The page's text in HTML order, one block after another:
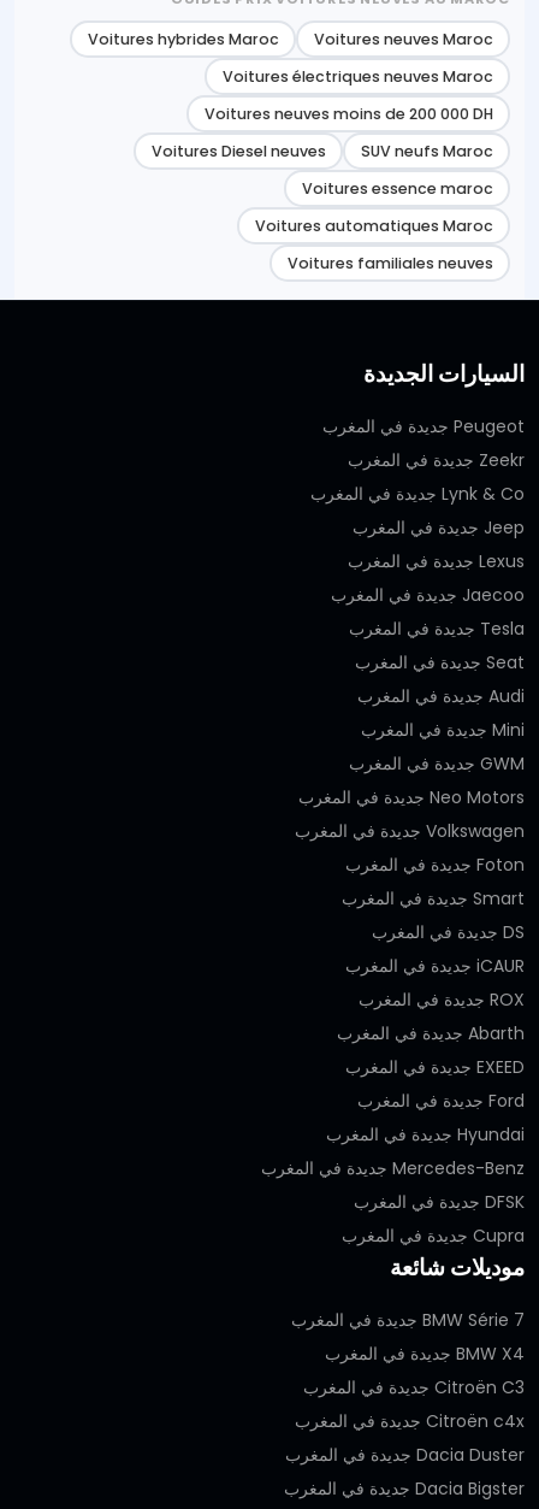
Voitures neuves Maroc
Voitures hybrides Maroc
Voitures électriques neuves Maroc
Voitures neuves moins de 200 000 DH
SUV neufs Maroc
Voitures Diesel neuves
Voitures essence maroc
Voitures automatiques Maroc
Voitures familiales neuves
السيارات الجديدة
Peugeot جديدة في المغرب
Zeekr جديدة في المغرب
Lynk & Co جديدة في المغرب
Jeep جديدة في المغرب
Lexus جديدة في المغرب
Jaecoo جديدة في المغرب
Tesla جديدة في المغرب
Seat جديدة في المغرب
Audi جديدة في المغرب
Mini جديدة في المغرب
GWM جديدة في المغرب
Neo Motors جديدة في المغرب
Volkswagen جديدة في المغرب
Foton جديدة في المغرب
Smart جديدة في المغرب
DS جديدة في المغرب
iCAUR جديدة في المغرب
ROX جديدة في المغرب
Abarth جديدة في المغرب
EXEED جديدة في المغرب
Ford جديدة في المغرب
Hyundai جديدة في المغرب
Mercedes-Benz جديدة في المغرب
DFSK جديدة في المغرب
Cupra جديدة في المغرب
موديلات شائعة
BMW Série 7 جديدة في المغرب
BMW X4 جديدة في المغرب
Citroën C3 جديدة في المغرب
Citroën c4x جديدة في المغرب
Dacia Duster جديدة في المغرب
Dacia Bigster جديدة في المغرب